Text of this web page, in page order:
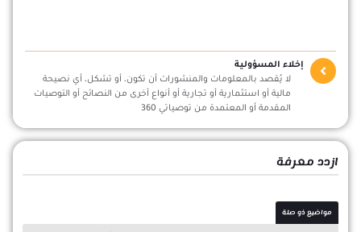
إخلاء المسؤولية
لا يُقصد بالمعلومات والمنشورات أن تكون، أو تشكل، أي نصيحة
مالية أو استثمارية أو تجارية أو أنواع أخرى من النصائح أو التوصيات
المقدمة أو المعتمدة من توصياتي 360
ازدد معرفة
مواضيع ذو صلة